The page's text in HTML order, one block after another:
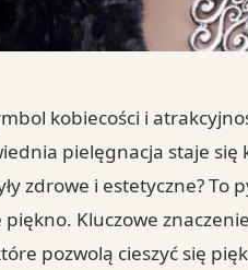
kobiecości i
pielęgnacja staje
zdrowe i estetyczne?
Kluczowe
pozwolą cieszyć się